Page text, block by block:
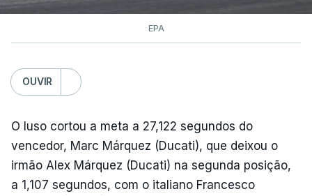
EPA
OUVIR
O luso cortou a meta a 27,122 segundos do
vencedor, Marc Márquez (Ducati), que deixou o
irmão Alex Márquez (Ducati) na segunda posição,
a 1,107 segundos, com o italiano Francesco